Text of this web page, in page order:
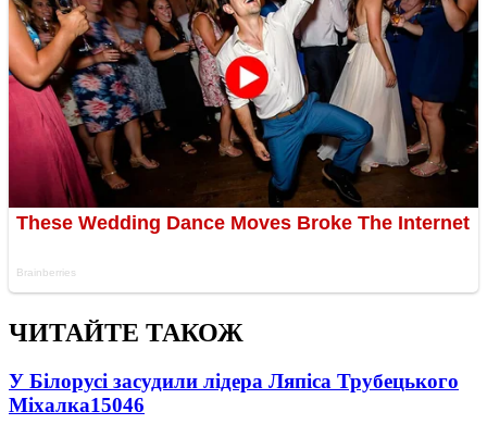
ЧИТАЙТЕ ТАКОЖ
У Білорусі засудили лідера Ляпіса Трубецького
Міхалка15046